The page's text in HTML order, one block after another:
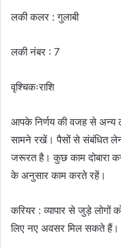
लकी कलर : गुलाबी
लकी नंबर : 7
वृश्चिकःराशि
आपके निर्णय की वजह से अन्य
सामने रखें। पैसों से संबंधित
जरूरत है। कुछ काम दोबारा
के अनुसार काम करते रहें।
करियर : व्यापार से जुड़े लोगों
लिए नए अवसर मिल सकते हैं।